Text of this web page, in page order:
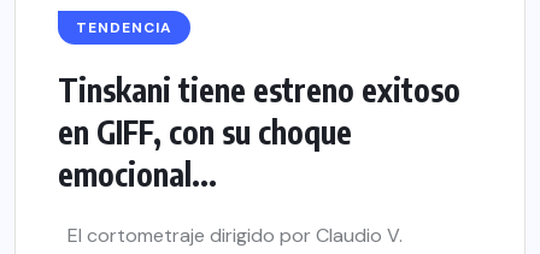
TENDENCIA
Tinskani tiene estreno exitoso
en GIFF, con su choque
emocional...
El cortometraje dirigido por Claudio V.